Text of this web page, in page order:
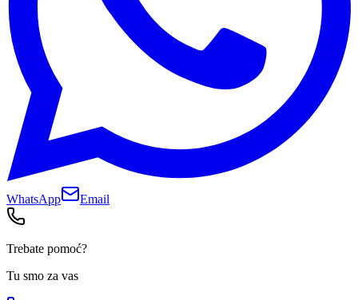
WhatsApp Email
Trebate pomoć?
Tu smo za vas